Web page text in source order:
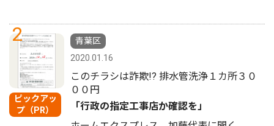
2
ピックアッ
プ（PR）
青葉区
2020.01.16
このチラシは詐欺!? 排水管洗浄１カ所３０
００円
「行政の指定工事店か確認を」